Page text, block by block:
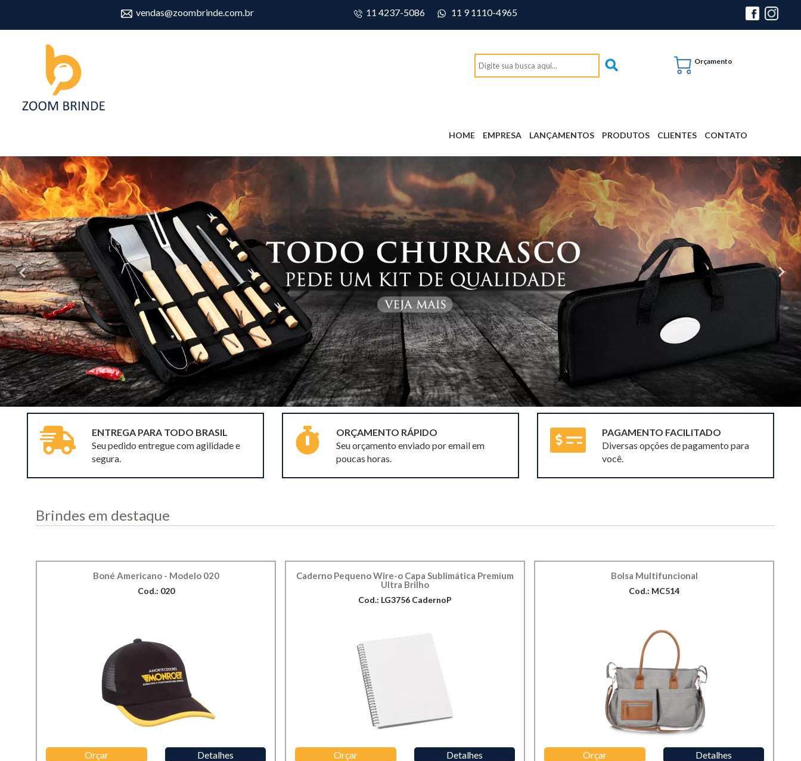
vendas@zoombrinde.com.br 11 4237-5086 11 9 1110-4965
Orçamento
HOME EMPRESA LANÇAMENTOS PRODUTOS CLIENTES CONTATO
ENTREGA PARA TODO BRASIL
Seu pedido entregue com agilidade e
segura.
ORÇAMENTO RÁPIDO
Seu orçamento enviado por email em
poucas horas.
PAGAMENTO FACILITADO
Diversas opções de pagamento para
você.
Brindes em destaque
Boné Americano - Modelo 020
Cod.: 020
Orçar Detalhes
Caderno Pequeno Wire-o Capa Sublimática Premium
Ultra Brilho
Cod.: LG3756 CadernoP
Orçar Detalhes
Bolsa Multifuncional
Cod.: MC514
Orçar Detalhes